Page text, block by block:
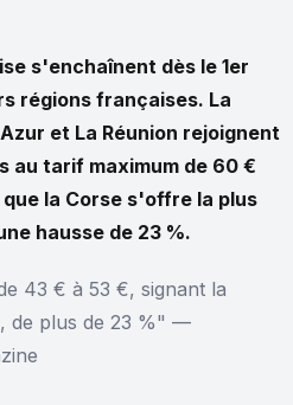
s'enchaînent dès le 1er
régions françaises. La
et La Réunion rejoignent
au tarif maximum de 60 €
la Corse s'offre la plus
hausse de 23 %.
43 € à 53 €, signant la
de plus de 23 %" —